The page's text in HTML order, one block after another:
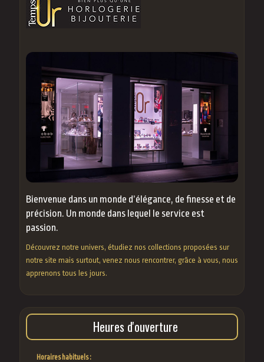
Bienvenue dans un monde d’élégance, de finesse et de
précision. Un monde dans lequel le service est
passion.
Découvrez notre univers, étudiez nos collections proposées sur
notre site mais surtout, venez nous rencontrer, grâce à vous, nous
apprenons tous les jours.
Heures d'ouverture
Horaires habituels :